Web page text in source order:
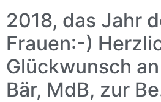
2018, das Jahr
Frauen:-)
Glückwunsch
Bär, MdB, zur